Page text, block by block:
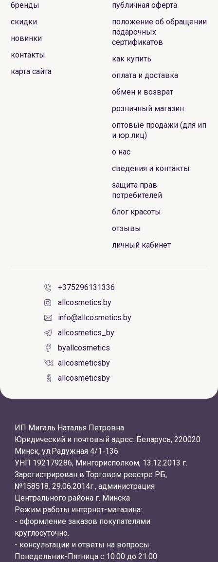
бренды
скидки
новинки
контакты
карта сайта
публичная оферта
положение об обращении
подарочных
сертификатов
как купить
оплата и доставка
обмен и возврат
розничный магазин
оптовые продажи (для ип
и юр.лиц)
о нас
сведения и контакты
защита прав
потребителей
блог красоты
отзывы
личный кабинет
+375296131336
allcosmetics.by
info@allcosmetics.by
allcosmetics_by
byallcosmetics
allcosmeticsby
allcosmeticsby
ИП Мигаль Наталья Петровна
Юридический и почтовый адрес: Беларусь, 220020
Минск, ул.Радужная 4/1-136
УНП 192179286, Мингорисполком, 13.12.2013 г.
Зарегистрирован в Торговом реестре РБ,
№158518, 29.06.2014г., администрация
Центрального района г. Минска
Режим работы интернет-магазина:
- оформление заказов покупателями:
круглосуточно.
- консультации и ответы на вопросы:
Понедельник-Пятница с 10.00 до 21.00.